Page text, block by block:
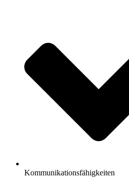
Kommunikationsfähigkeiten